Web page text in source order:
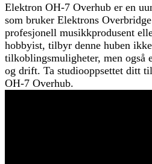
Elektron OH-7 Overhub er en
som bruker Elektrons
profesjonell musikkprodusent
hobbyist, tilbyr denne huben
tilkoblingsmuligheter, men også
og drift. Ta studiooppsettet ditt
OH-7 Overhub.